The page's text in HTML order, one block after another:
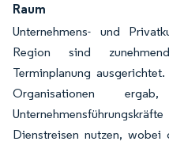
Raum
Unternehmens- und
Region sind
Terminplanung
Organisationen
Dienstreisen nutzen,